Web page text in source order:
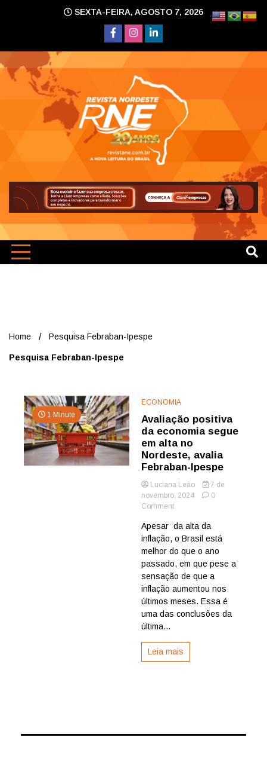
SEXTA-FEIRA, AGOSTO 7, 2026
Home Pesquisa Febraban-Ipespe
Pesquisa Febraban-Ipespe
1 Minute
ECONOMIA
Avaliação positiva
da economia segue
em alta no
Nordeste, avalia
Febraban-Ipespe
Luciana Leão
7 de
novembro, 2024
0
Commenton
positiva
da
economia
em
alta
no
Nordeste,
avalia
Apesar da alta da
inflação, o Brasil está
melhor do que o ano
passado, em que pese a
sensação de que a
inflação aumentou nos
últimos meses. Essa é
uma das conclusões da
última...
Leia mais